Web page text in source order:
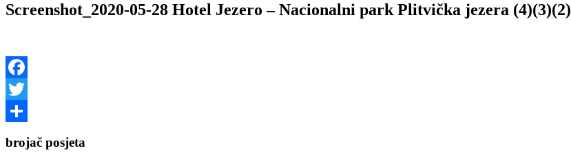
Screenshot_2020-05-28 Hotel Jezero – Nacionalni park Plitvička jezera (4)(3)(2)
Facebook
Twitter
brojač posjeta